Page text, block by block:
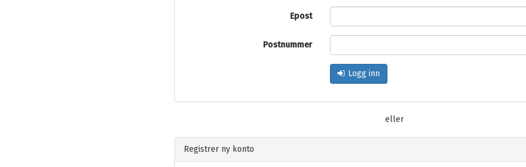
Epost
Postnummer
Logg inn
eller
Registrer ny konto